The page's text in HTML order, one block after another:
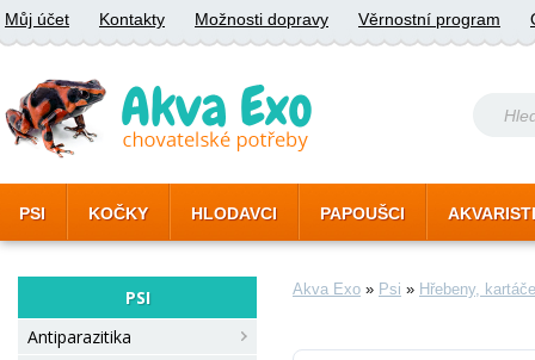
Můj účet Kontakty Možnosti dopravy Věrnostní program
PSI KOČKY HLODAVCI PAPOUŠCI
PSI
Antiparazitika
Akva Exo » Psi » Hřebeny, kartáče